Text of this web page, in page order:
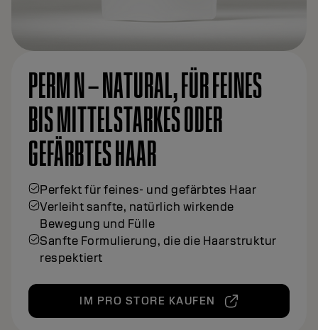
PERM N – NATURAL, FÜR FEINES
BIS MITTELSTARKES ODER
GEFÄRBTES HAAR
Perfekt für feines- und gefärbtes Haar
Verleiht sanfte, natürlich wirkende
Bewegung und Fülle
Sanfte Formulierung, die die Haarstruktur
respektiert
IM PRO STORE KAUFEN